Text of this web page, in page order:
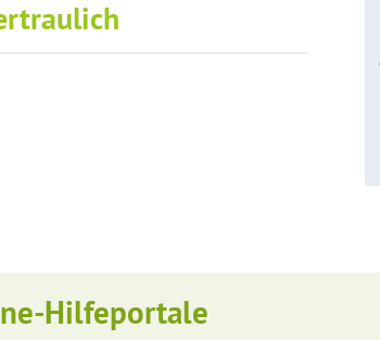
Hilfeportale